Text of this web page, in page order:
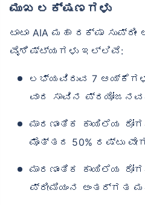
ಮುಖ ಲಕ್ಷಣಗಳು
ಟಾಟಾ AIA ಮಹಾ ರಕ್ಷಾ
ವೈಶಿಷ್ಟ್ಯಗಳು ಇಲ್ಲಿವೆ:
ಲಭ್ಯವಿರುವ 7
ವಾದ ಸಾವಿನ
ಮಾರಣಾಂತಿಕ ಕಾಯಿಲೆಯ
ಮೊತ್ತದ 50% ರಷ್ಟು
ಮಾರಣಾಂತಿಕ ಕಾಯಿಲೆಯ
ಪ್ರೀಮಿಯಂನ ಅಂತರ್ಗತ